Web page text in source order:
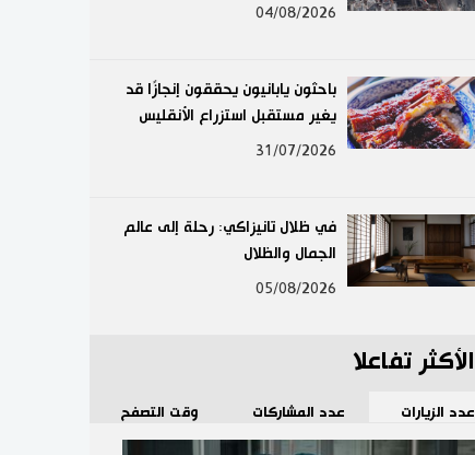
إعلان
04/08/2026
باحثون يابانيون يحققون إنجازًا قد
يغير مستقبل استزراع الأنقليس
31/07/2026
في ظلال تانيزاكي: رحلة إلى عالم
الجمال والظلال
05/08/2026
الأكثر تفاعلا
عدد الزيارات عدد المشاركات وقت التصفح